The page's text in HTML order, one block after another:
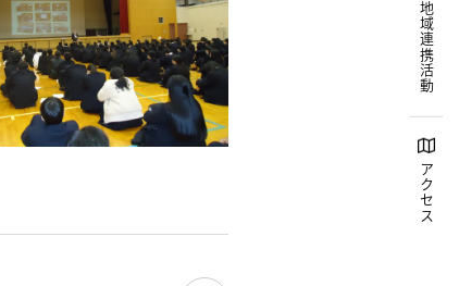
地域連携活動
アクセス